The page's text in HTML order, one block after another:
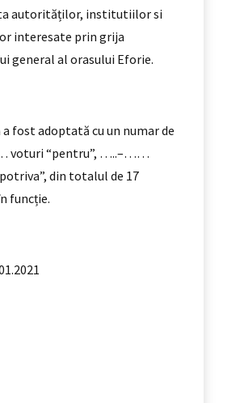
autorităților, institutiilor si
interesate prin grija
general al orasului Eforie.
fost adoptată cu un numar de
“pentru”, …..–……
din totalul de 17
funcție.